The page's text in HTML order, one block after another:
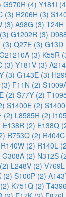
G970R (4) Y181I
(3) R206H (3)
(3) A98G (3) T24H
G1202R (3)
(3) Q27E (3) G13D
G21210A (3) K55R
(3) Y181V (3)
(3) G143E (3)
F11N (2)
(2) S77Y (2)
S1400E (2)
(2) L8585R (2)
E138R (2) E138Q
R753Q (2)
R140W (2) R140L
G308A (2) N312S
L248V (2)
(2) S100P (2)
K751Q (2)